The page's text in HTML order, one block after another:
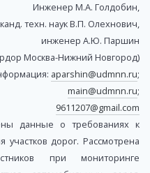
Инженер М.А. Голдобин,
канд. техн. наук В.П. Олехнович,
инженер А.Ю. Паршин
Москва-Нижний Новгород)
aparshin@udmnn.ru;
main@udmnn.ru;
9611207@gmail.com
данные о требованиях к
участков дорог. Рассмотрена
при мониторинге